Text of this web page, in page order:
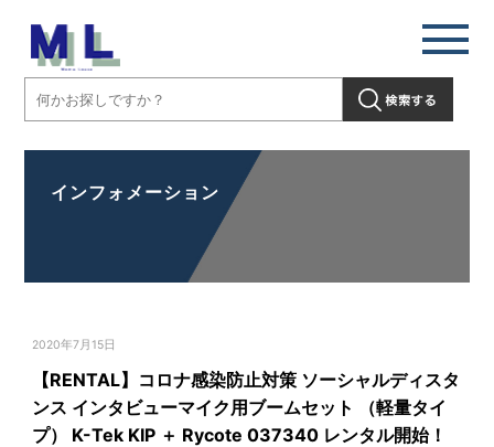
インフォメーション
2020年7月15日
【RENTAL】コロナ感染防止対策 ソーシャルディスタ
ンス インタビューマイク用ブームセット （軽量タイ
プ） K-Tek KIP ＋ Rycote 037340 レンタル開始！